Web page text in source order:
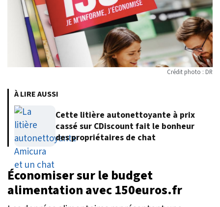
Crédit photo : DR
À LIRE AUSSI
Cette litière autonettoyante à prix
cassé sur CDiscount fait le bonheur
des propriétaires de chat
Économiser sur le budget
alimentation avec 150euros.fr